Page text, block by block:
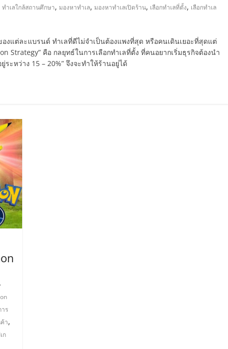
ทำเลใกล้สถานศึกษา, มองหาทำเล, มองหาทำเลเปิดร้าน, เลือกทำเลที่ตั้ง, เลือกทำเล
องแต่ละแบรนด์ ทำเลที่ดีไม่จำเป็นต้องแพงที่สุด หรือคนเดินเยอะที่สุดแต่
Strategy” คือ กลยุทธ์ในการเลือกทำเลที่ตั้ง ที่คนอยากเริ่มธุรกิจต้องนำ
ะหว่าง 15 – 20%” จึงจะทำให้ร้านอยู่ได้
ร
า,
ก